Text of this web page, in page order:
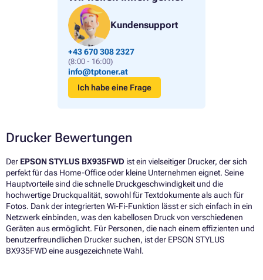
Kundensupport
+43 670 308 2327
(8:00 - 16:00)
info@tptoner.at
Ich habe eine Frage
Drucker Bewertungen
Der EPSON STYLUS BX935FWD ist ein vielseitiger Drucker, der sich
perfekt für das Home-Office oder kleine Unternehmen eignet. Seine
Hauptvorteile sind die schnelle Druckgeschwindigkeit und die
hochwertige Druckqualität, sowohl für Textdokumente als auch für
Fotos. Dank der integrierten Wi-Fi-Funktion lässt er sich einfach in ein
Netzwerk einbinden, was den kabellosen Druck von verschiedenen
Geräten aus ermöglicht. Für Personen, die nach einem effizienten und
benutzerfreundlichen Drucker suchen, ist der EPSON STYLUS
BX935FWD eine ausgezeichnete Wahl.